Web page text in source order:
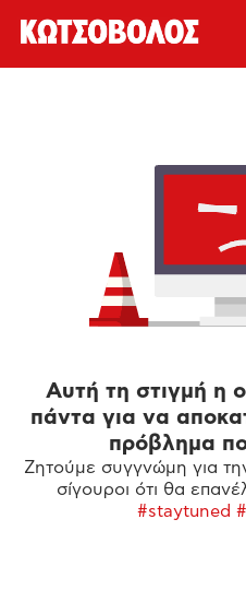
Αυτή τη στιγμή η
πάντα για να
πρόβλημα
Ζητούμε συγγνώμη για
σίγουροι ότι θα
#staytuned